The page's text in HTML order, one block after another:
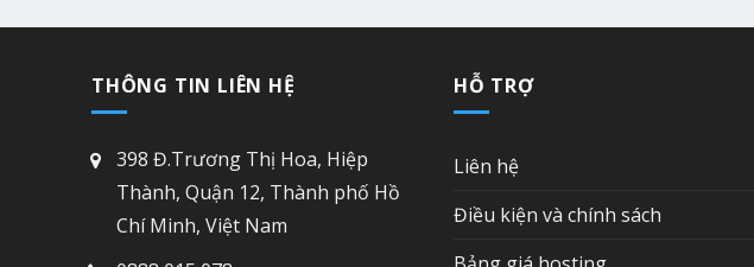
THÔNG TIN LIÊN HỆ
398 Đ.Trương Thị Hoa, Hiệp
Thành, Quận 12, Thành phố Hồ
Chí Minh, Việt Nam
HỖ TRỢ
Liên hệ
Điều kiện và chính sách